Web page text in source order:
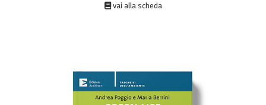
vai alla scheda